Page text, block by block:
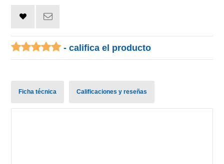
- califica el producto
Ficha técnica Calificaciones y reseñas